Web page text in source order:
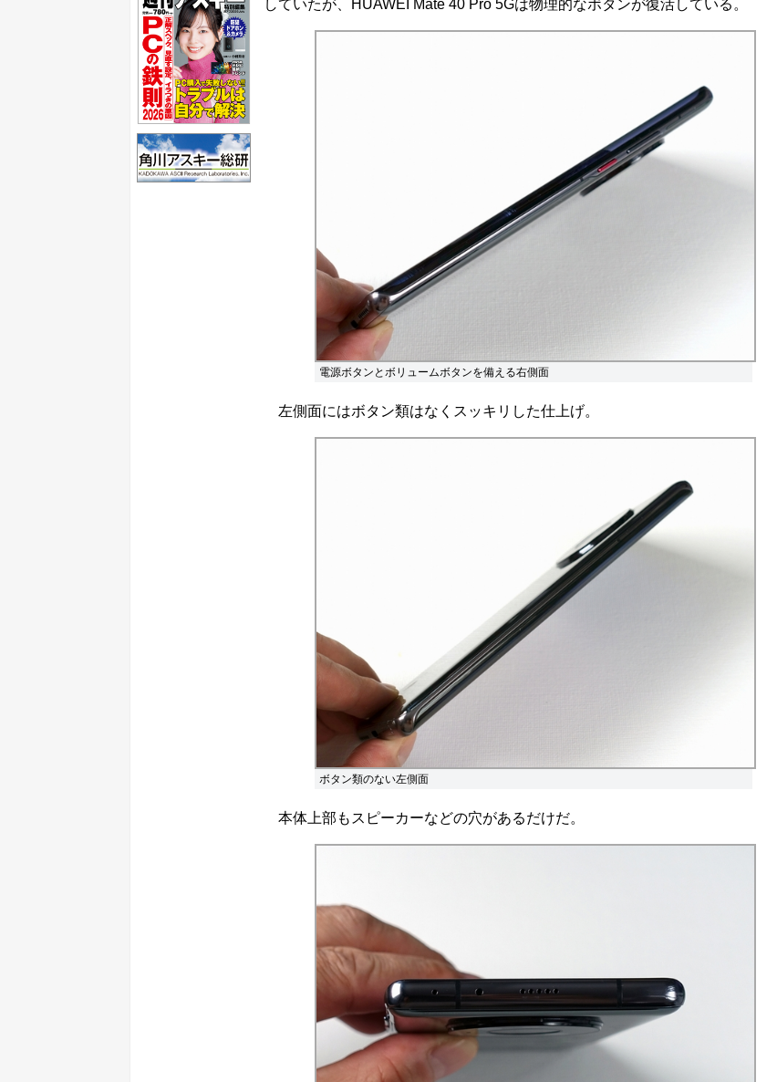
していたが、HUAWEI Mate 40 Pro 5Gは物理的なボタンが復活している。
電源ボタンとボリュームボタンを備える右側面
左側面にはボタン類はなくスッキリした仕上げ。
ボタン類のない左側面
本体上部もスピーカーなどの穴があるだけだ。